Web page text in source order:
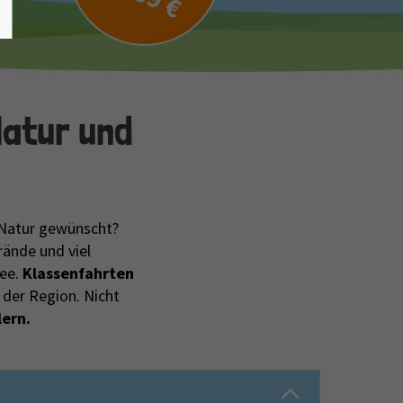
und
gewünscht?
und viel
Klassenfahrten
Region. Nicht